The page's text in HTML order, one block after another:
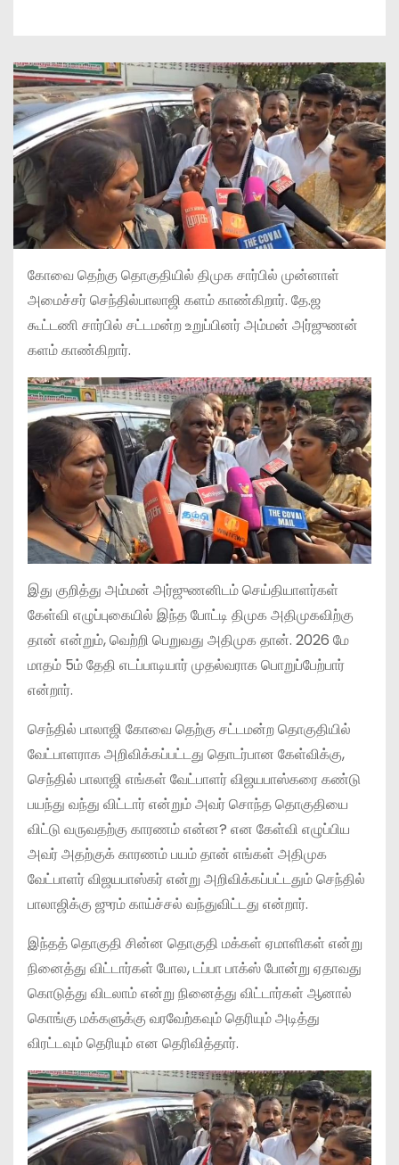
கோவை தெற்கு தொகுதியில் திமுக சார்பில் முன்னாள்
அமைச்சர் செந்தில்பாலாஜி களம் காண்கிறார். தே.ஜ
கூட்டணி சார்பில் சட்டமன்ற உறுப்பினர் அம்மன் அர்ஜுணன்
களம் காண்கிறார்.
இது குறித்து அம்மன் அர்ஜுணனிடம் செய்தியாளர்கள்
கேள்வி எழுப்புகையில் இந்த போட்டி திமுக அதிமுகவிற்கு
தான் என்றும், வெற்றி பெறுவது அதிமுக தான். 2026 மே
மாதம் 5ம் தேதி எடப்பாடியார் முதல்வராக பொறுப்பேற்பார்
என்றார்.
செந்தில் பாலாஜி கோவை தெற்கு சட்டமன்ற தொகுதியில்
வேட்பாளராக அறிவிக்கப்பட்டது தொடர்பான கேள்விக்கு,
செந்தில் பாலாஜி எங்கள் வேட்பாளர் விஜயபாஸ்கரை கண்டு
பயந்து வந்து விட்டார் என்றும் அவர் சொந்த தொகுதியை
விட்டு வருவதற்கு காரணம் என்ன? என கேள்வி எழுப்பிய
அவர் அதற்குக் காரணம் பயம் தான் எங்கள் அதிமுக
வேட்பாளர் விஜயபாஸ்கர் என்று அறிவிக்கப்பட்டதும் செந்தில்
பாலாஜிக்கு ஜுரம் காய்ச்சல் வந்துவிட்டது என்றார்.
இந்தத் தொகுதி சின்ன தொகுதி மக்கள் ஏமாளிகள் என்று
நினைத்து விட்டார்கள் போல, டப்பா பாக்ஸ் போன்று ஏதாவது
கொடுத்து விடலாம் என்று நினைத்து விட்டார்கள் ஆனால்
கொங்கு மக்களுக்கு வரவேற்கவும் தெரியும் அடித்து
விரட்டவும் தெரியும் என தெரிவித்தார்.